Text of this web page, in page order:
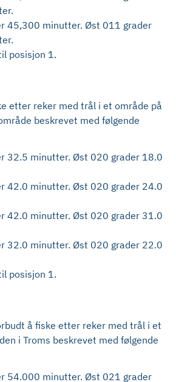
45,300 minutter. Øst 011 grader
posisjon 1.
etter reker med trål i et område på
beskrevet med følgende
32.5 minutter. Øst 020 grader 18.0
42.0 minutter. Øst 020 grader 24.0
42.0 minutter. Øst 020 grader 31.0
32.0 minutter. Øst 020 grader 22.0
posisjon 1.
å fiske etter reker med trål i et
i Troms beskrevet med følgende
54.000 minutter. Øst 021 grader